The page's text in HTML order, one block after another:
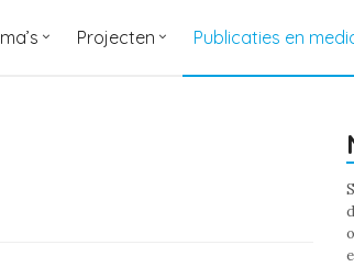
Projecten Publicaties en